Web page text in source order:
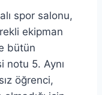
spor salonu,
ekipman
bütün
notu 5. Aynı
öğrenci,